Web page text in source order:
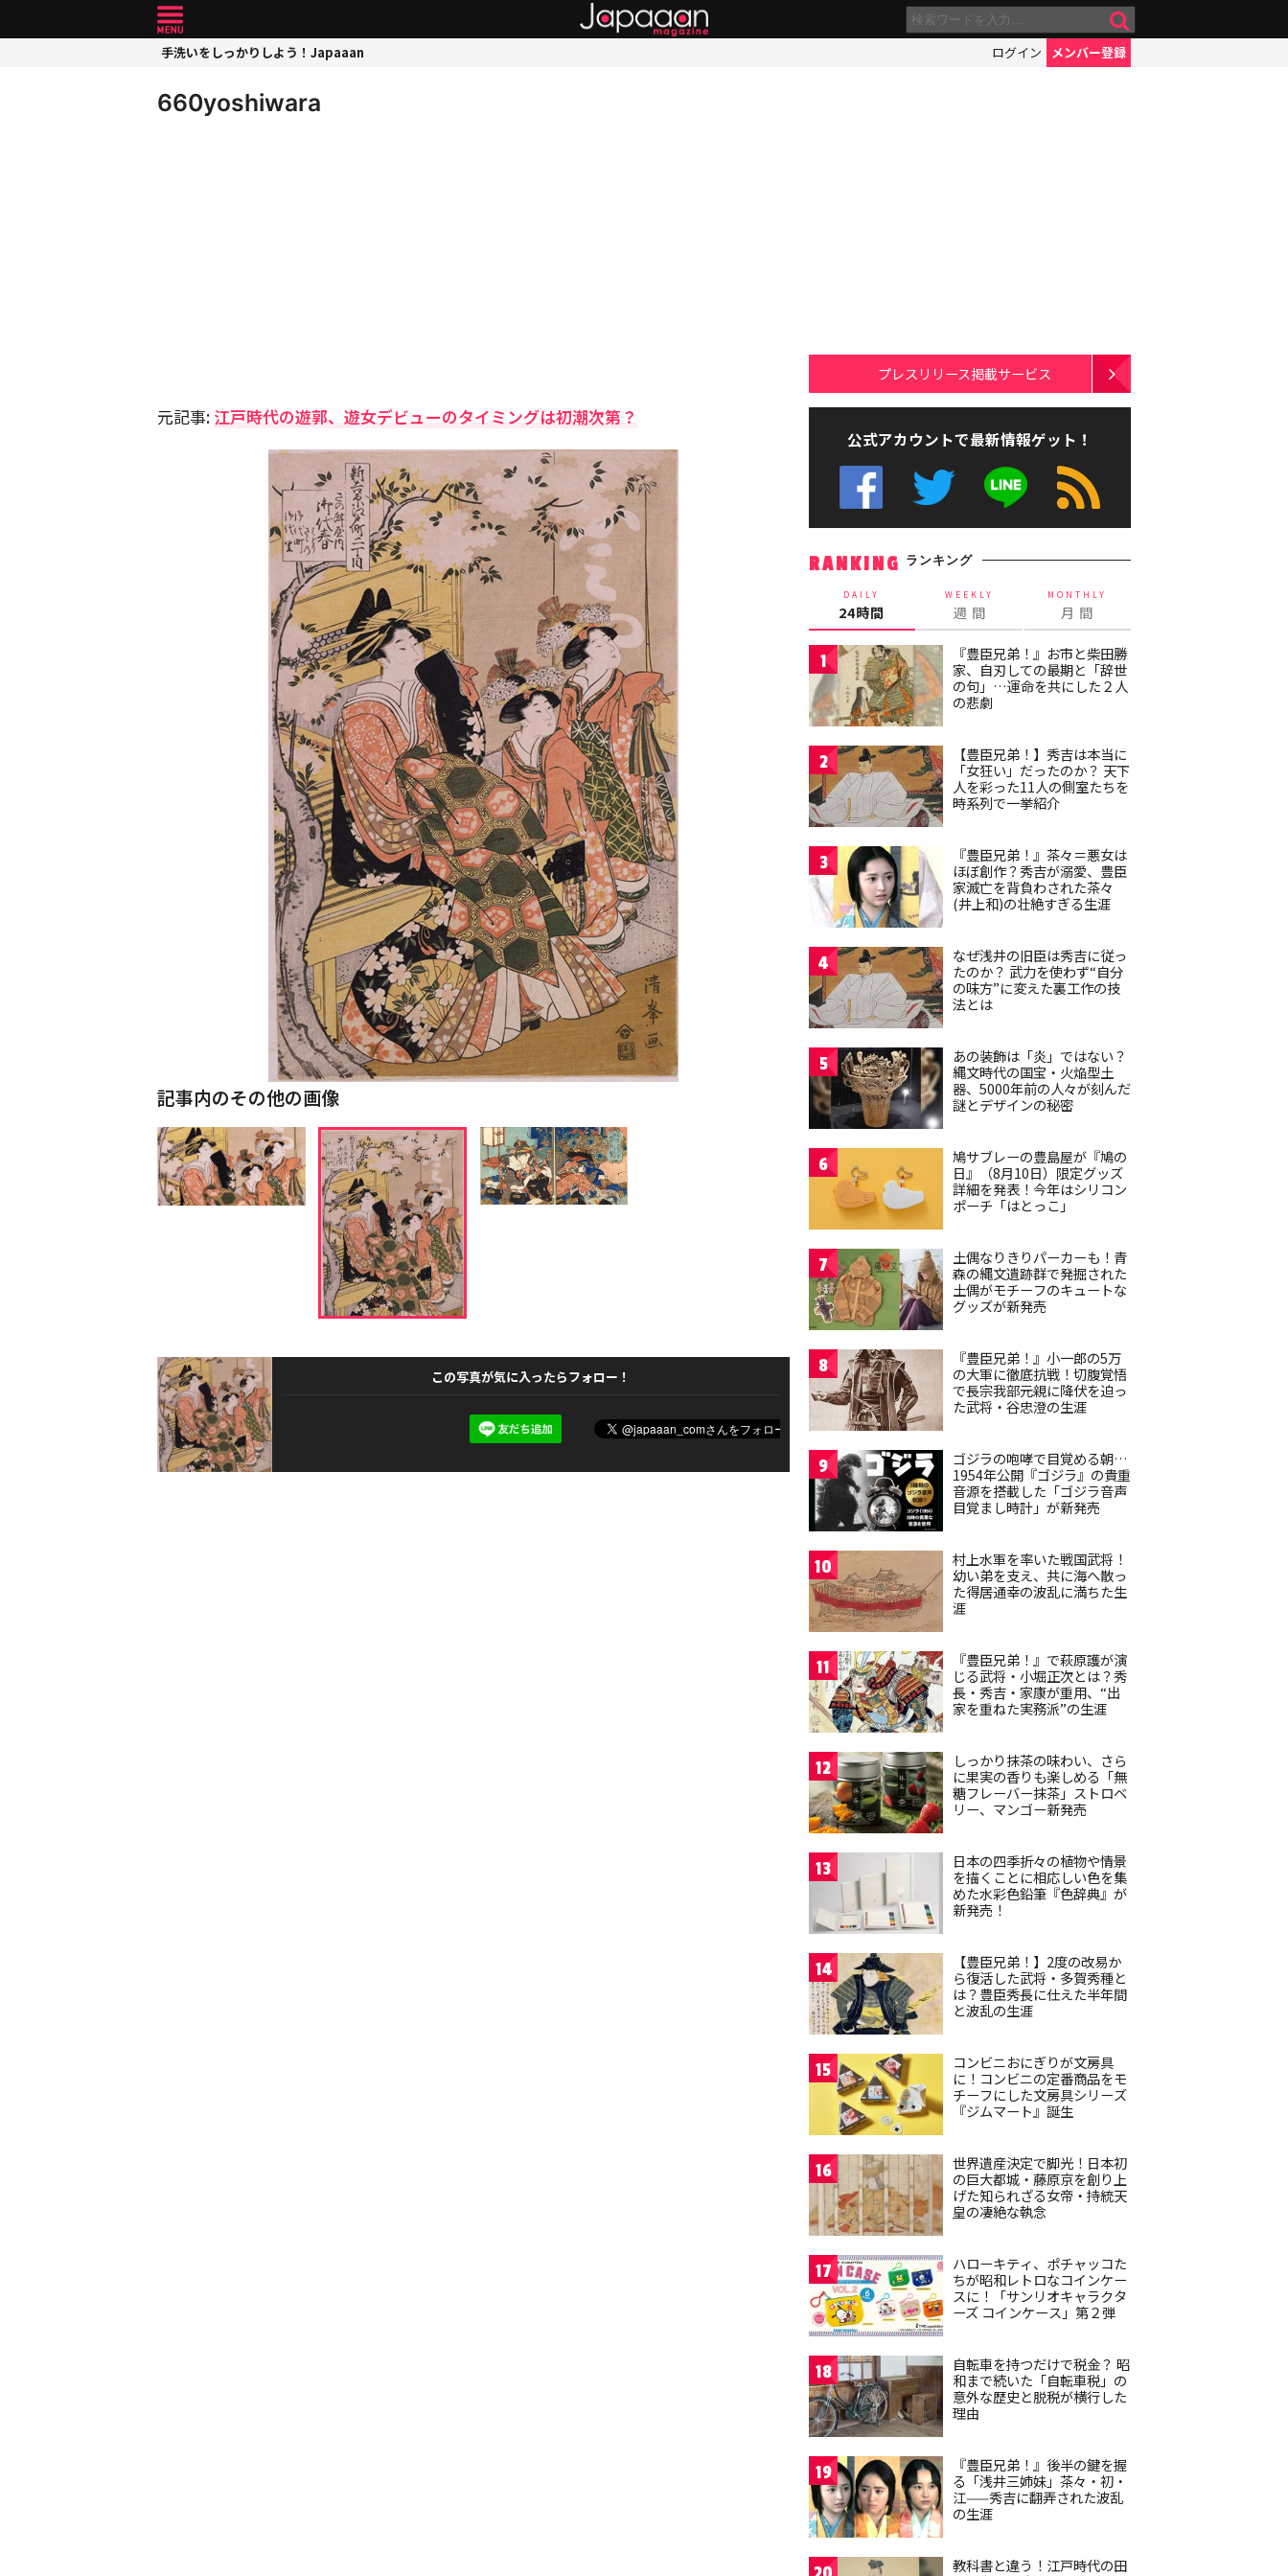
手洗いをしっかりしよう！Japaaan ログイン メンバー登録
660yoshiwara
元記事: 江戸時代の遊郭、遊女デビューのタイミングは初潮次第？
記事内のその他の画像
この写真が気に入ったらフォロー！
プレスリリース掲載サービス
公式アカウントで最新情報ゲット！
RANKING ランキング
DAILY
24時間
WEEKLY
週 間
MONTHLY
月 間
1
『豊臣兄弟！』お市と柴田勝
家、自刃しての最期と「辞世
の句」…運命を共にした２人
の悲劇
2
【豊臣兄弟！】秀吉は本当に
「女狂い」だったのか？ 天下
人を彩った11人の側室たちを
時系列で一挙紹介
3
『豊臣兄弟！』茶々＝悪女は
ほぼ創作？秀吉が溺愛、豊臣
家滅亡を背負わされた茶々
(井上和)の壮絶すぎる生涯
4
なぜ浅井の旧臣は秀吉に従っ
たのか？ 武力を使わず“自分
の味方”に変えた裏工作の技
法とは
5
あの装飾は「炎」ではない？
縄文時代の国宝・火焔型土
器、5000年前の人々が刻んだ
謎とデザインの秘密
6
鳩サブレーの豊島屋が『鳩の
日』（8月10日）限定グッズ
詳細を発表！今年はシリコン
ポーチ「はとっこ」
7
土偶なりきりパーカーも！青
森の縄文遺跡群で発掘された
土偶がモチーフのキュートな
グッズが新発売
8
『豊臣兄弟！』小一郎の5万
の大軍に徹底抗戦！切腹覚悟
で長宗我部元親に降伏を迫っ
た武将・谷忠澄の生涯
9
ゴジラの咆哮で目覚める朝…
1954年公開『ゴジラ』の貴重
音源を搭載した「ゴジラ音声
目覚まし時計」が新発売
10
村上水軍を率いた戦国武将！
幼い弟を支え、共に海へ散っ
た得居通幸の波乱に満ちた生
涯
11
『豊臣兄弟！』で萩原護が演
じる武将・小堀正次とは？秀
長・秀吉・家康が重用、“出
家を重ねた実務派”の生涯
12
しっかり抹茶の味わい、さら
に果実の香りも楽しめる「無
糖フレーバー抹茶」ストロベ
リー、マンゴー新発売
13
日本の四季折々の植物や情景
を描くことに相応しい色を集
めた水彩色鉛筆『色辞典』が
新発売！
14
【豊臣兄弟！】2度の改易か
ら復活した武将・多賀秀種と
は？豊臣秀長に仕えた半年間
と波乱の生涯
15
コンビニおにぎりが文房具
に！コンビニの定番商品をモ
チーフにした文房具シリーズ
『ジムマート』誕生
16
世界遺産決定で脚光！日本初
の巨大都城・藤原京を創り上
げた知られざる女帝・持統天
皇の凄絶な執念
17
ハローキティ、ポチャッコた
ちが昭和レトロなコインケー
スに！「サンリオキャラクタ
ーズ コインケース」第２弾
18
自転車を持つだけで税金？ 昭
和まで続いた「自転車税」の
意外な歴史と脱税が横行した
理由
19
『豊臣兄弟！』後半の鍵を握
る「浅井三姉妹」茶々・初・
江——秀吉に翻弄された波乱
の生涯
教科書と違う！江戸時代の田